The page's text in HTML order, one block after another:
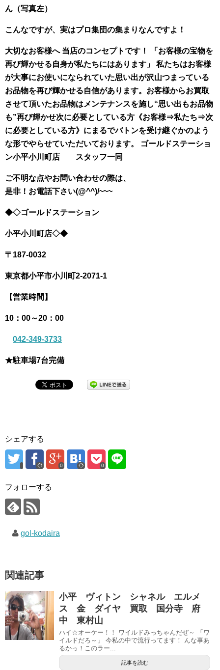
ん（写真左）
こんなですが、実はプロ集団の集まりなんですよ！
大切なお客様へ 当店のコンセプトです！ 「お客様の宝物を
再び輝かせる自身が私たちにはあります」 私たちはお客様
が大事にお使いになられていた思い出が沢山つまっている
お品物を再び輝かせる自信があります。お客様からお買取
させて頂いたお品物はメンテナンスを施し“思い出もお品物
も”再び輝かせ次に必要としている方《お客様⇒私たち⇒次
に必要としている方》にまるでバトンを受け継ぐかのよう
な形でやらせていただいております。 ゴールドステーショ
ン小平小川町店 スタッフ一同
ご不明な点やお問い合わせの際は、
是非！お電話下さい(@^^)/~~~
◆◇ゴールドステーション
小平小川町店◇◆
〒187-0032
東京都小平市小川町2-2071-1
【営業時間】
10：00～20：00
042-349-3733
★駐車場7台完備
シェアする
0 0
フォローする
gol-kodaira
関連記事
小平 ヴィトン シャネル エルメ
ス 金 ダイヤ 買取 国分寺 府
中 東村山
ハイ☆オーケー！！ ワイルドみっちゃんだぜ～ 「ワ
イルドだろ～」 今私の中で流行ってます！ んな事あ
るかっ！このラー...
記事を読む